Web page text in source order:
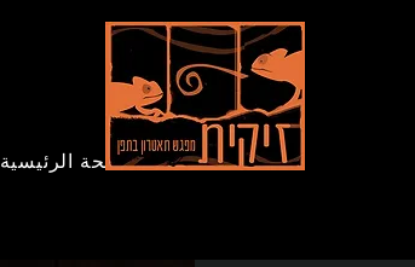
الصفحة الرئيسية